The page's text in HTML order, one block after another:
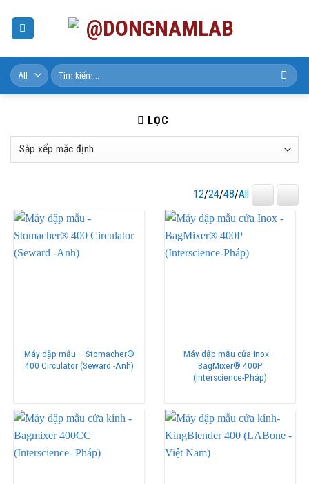
content
Tìm
kiếm:
LỌC
12/24/48/All
Máy dập mẫu – Stomacher®
400 Circulator (Seward -Anh)
Máy dập mẫu cửa Inox –
BagMixer® 400P
(Interscience-Pháp)